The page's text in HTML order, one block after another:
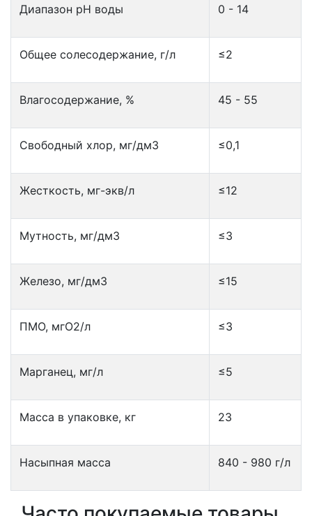
Диапазон рН воды 0 - 14
Общее солесодержание, г/л ≤2
Влагосодержание, % 45 - 55
Свободный хлор, мг/дм3 ≤0,1
Жесткость, мг-экв/л ≤12
Мутность, мг/дм3 ≤3
Железо, мг/дм3 ≤15
ПМО, мгO2/л ≤3
Марганец, мг/л ≤5
Масса в упаковке, кг 23
Насыпная масса 840 - 980 г/л